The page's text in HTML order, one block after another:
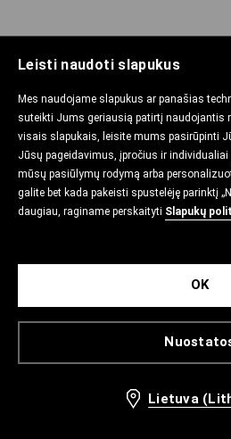
Leisti naudoti slapukus
Mes naudojame slapukus ar panašias
suteikti Jums geriausią patirtį naudojantis
visais slapukais, leisite mums pasirūpinti
Jūsų pageidavimus, įpročius ir
mūsų pasiūlymų rodymą arba
galite bet kada pakeisti spustelėję parinktį
daugiau, raginame perskaityti Slapukų
OK
Lietuva